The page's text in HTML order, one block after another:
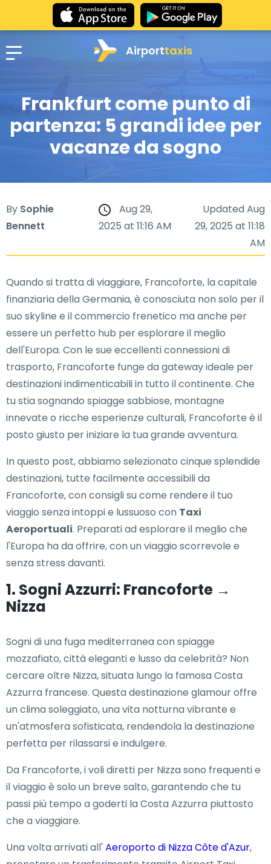
Airporttaxis
Frankfurt come punto di
partenza: 5 grandi idee per
vacanze da sogno
By Sophie
Bennett
Aug 29,
2025 at 11:16 AM
Updated Aug
29, 2025 at 11:18
AM
Quando si tratta di viaggiare, Francoforte, la capitale
finanziaria della Germania, è conosciuta non solo per il
suo skyline e il commercio frenetico ma anche per
essere un perfetto hub per esplorare il meglio
dell'Europa. Con le sue eccellenti connessioni di
trasporto, Francoforte funge da gateway ideale per
destinazioni indimenticabili in tutto il continente. Che
tu stia sognando spiagge sabbiose, montagne
innevate o ricche esperienze culturali, Francoforte è il
posto giusto per iniziare la tua grande avventura.
In questo post, abbiamo selezionato cinque splendide
destinazioni, tutte facilmente accessibili da
Francoforte, con consigli su come rendere il tuo
viaggio senza intoppi e lussuoso con Taxi
Aeroportuali. Preparati ad esplorare il meglio che
l'Europa ha da offrire, con un viaggio scorrevole e
senza stress davanti.
1. Sogni Azzurri: Francoforte →
Nizza
Sogni di una fuga mediterranea con spiagge
mozzafiato, città eleganti e lusso da celebrità? Non
cercare oltre Nizza, situata lungo la famosa Costa
Azzurra francese. Questa destinazione glamour offre
un clima soleggiato, una vita notturna vibrante e
un'atmosfera sofisticata, rendendola la destinazione
perfetta per rilassarsi e indulgere.
Da Francoforte, i voli diretti per Nizza sono frequenti e
il viaggio è solo un breve salto, garantendo che tu
passi più tempo a goderti la Costa Azzurra piuttosto
che a viaggiare.
Una volta arrivati all'Aeroporto di Nizza Côte d'Azur,